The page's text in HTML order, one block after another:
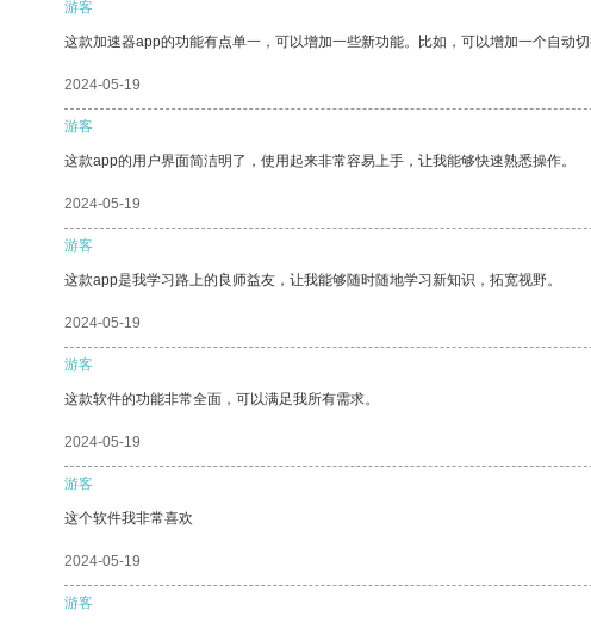
游客
这款加速器app的功能有点单一，可以增加一些新功能。比如，可以增加一个自动
2024-05-19
游客
这款app的用户界面简洁明了，使用起来非常容易上手，让我能够快速熟悉操作。
2024-05-19
游客
这款app是我学习路上的良师益友，让我能够随时随地学习新知识，拓宽视野。
2024-05-19
游客
这款软件的功能非常全面，可以满足我所有需求。
2024-05-19
游客
这个软件我非常喜欢
2024-05-19
游客